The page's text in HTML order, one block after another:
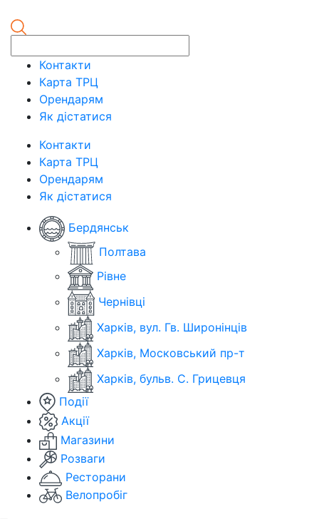
Контакти
Карта ТРЦ
Орендарям
Як дістатися
Контакти
Карта ТРЦ
Орендарям
Як дістатися
Бердянськ
Полтава
Рівне
Чернівці
Харків, вул. Гв. Широнінців
Харків, Московський пр-т
Харків, бульв. С. Грицевця
Події
Акції
Магазини
Розваги
Ресторани
Велопробіг